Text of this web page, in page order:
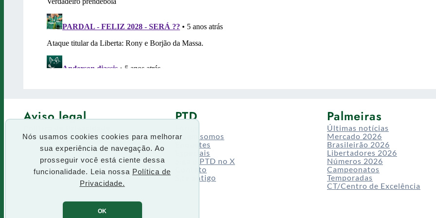
Nós usamos cookies cookies para melhorar
sua experiência de navegação. Ao
prosseguir você está ciente dessa
funcionalidade. Leia nossa Política de
Privacidade.
OK
Aviso legal
Termos de uso
PTD
Quem somos
Enquetes
Especiais
Siga o PTD no X
Contato
Site antigo
Palmeiras
Últimas notícias
Mercado 2026
Brasileirão 2026
Libertadores 2026
Números 2026
Campeonatos
Temporadas
CT/Centro de Excelência